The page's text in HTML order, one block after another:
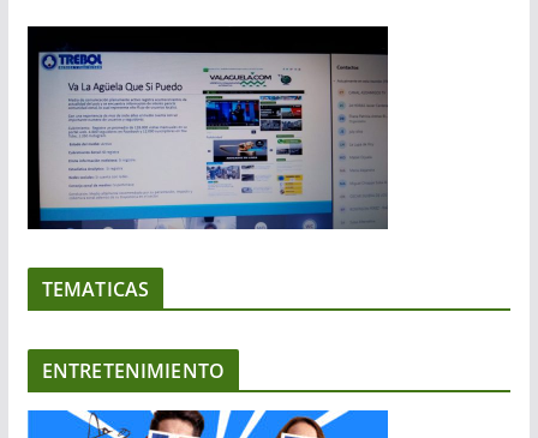
TEMATICAS
ENTRETENIMIENTO